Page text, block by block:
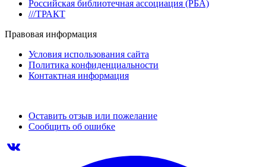
Российская библиотечная ассоциация (РБА)
///ТРАКТ
Правовая информация
Условия использования сайта
Политика конфиденциальности
Контактная информация
Оставить отзыв или пожелание
Сообщить об ошибке